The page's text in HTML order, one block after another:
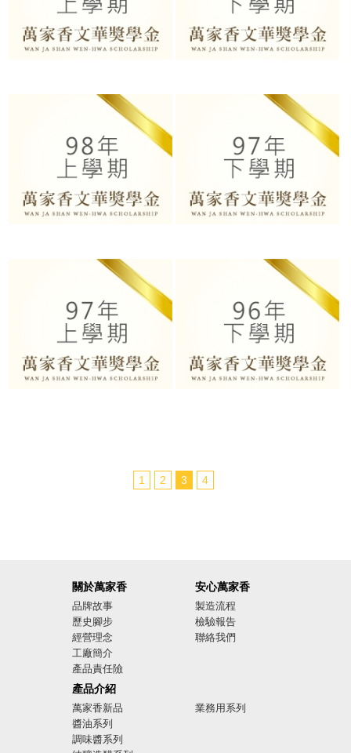
1 2 3 4
關於萬家香
品牌故事
歷史腳步
經營理念
工廠簡介
產品責任險
廣告影音
產品介紹
萬家香新品
醬油系列
調味醬系列
業務用系列
安心萬家香
製造流程
檢驗報告
聯絡我們